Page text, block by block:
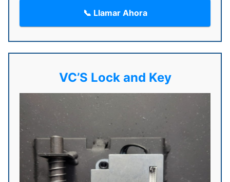
📞 Llamar Ahora
VC’S Lock and Key